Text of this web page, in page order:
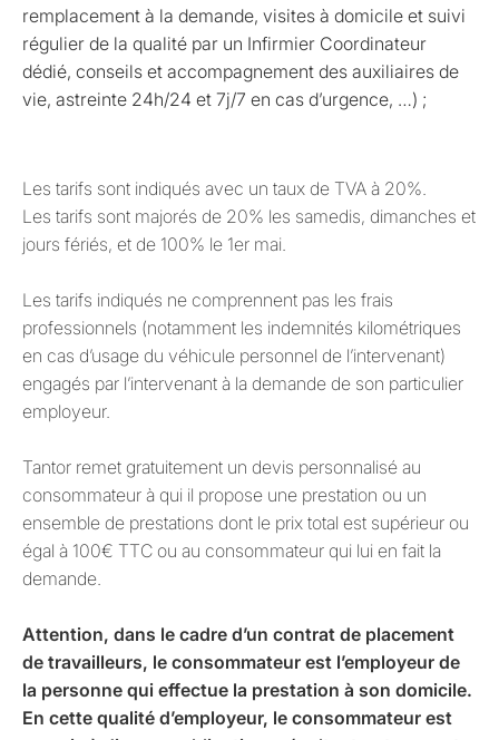
remplacement à la demande, visites à domicile et suivi
régulier de la qualité par un Infirmier Coordinateur
dédié, conseils et accompagnement des auxiliaires de
vie, astreinte 24h/24 et 7j/7 en cas d’urgence, …) ;
Les tarifs sont indiqués avec un taux de TVA à 20%.
Les tarifs sont majorés de 20% les samedis, dimanches et
jours fériés, et de 100% le 1er mai.
Les tarifs indiqués ne comprennent pas les frais
professionnels (notamment les indemnités kilométriques
en cas d’usage du véhicule personnel de l’intervenant)
engagés par l’intervenant à la demande de son particulier
employeur.
Tantor remet gratuitement un devis personnalisé au
consommateur à qui il propose une prestation ou un
ensemble de prestations dont le prix total est supérieur ou
égal à 100€ TTC ou au consommateur qui lui en fait la
demande.
Attention, dans le cadre d’un contrat de placement
de travailleurs, le consommateur est l’employeur de
la personne qui effectue la prestation à son domicile.
En cette qualité d’employeur, le consommateur est